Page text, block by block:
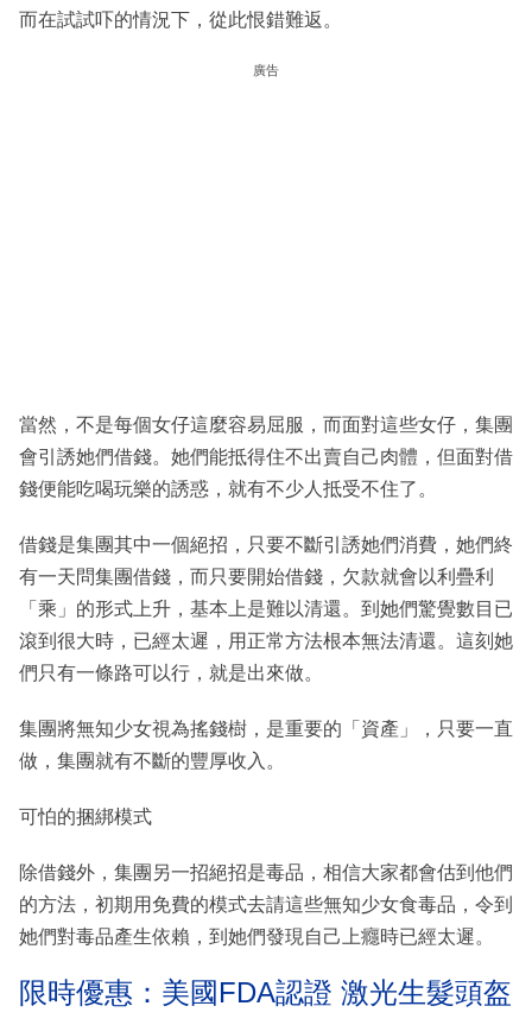
而在試試吓的情況下，從此恨錯難返。
廣告
當然，不是每個女仔這麼容易屈服，而面對這些女仔，集團
會引誘她們借錢。她們能抵得住不出賣自己肉體，但面對借
錢便能吃喝玩樂的誘惑，就有不少人抵受不住了。
借錢是集團其中一個絕招，只要不斷引誘她們消費，她們終
有一天問集團借錢，而只要開始借錢，欠款就會以利疊利
「乘」的形式上升，基本上是難以清還。到她們驚覺數目已
滾到很大時，已經太遲，用正常方法根本無法清還。這刻她
們只有一條路可以行，就是出來做。
集團將無知少女視為搖錢樹，是重要的「資產」，只要一直
做，集團就有不斷的豐厚收入。
可怕的捆綁模式
除借錢外，集團另一招絕招是毒品，相信大家都會估到他們
的方法，初期用免費的模式去請這些無知少女食毒品，令到
她們對毒品產生依賴，到她們發現自己上癮時已經太遲。
限時優惠：美國FDA認證 激光生髮頭盔